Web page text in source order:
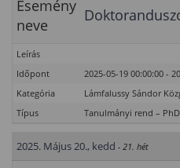
Esemény
neve
Leírás
Időpont
2025-05-19 00:00:00 -
Kategória
Lámfalussy Sándor
Típus
Tanulmányi rend – PhD
2025. Május 20., kedd - 21. hét